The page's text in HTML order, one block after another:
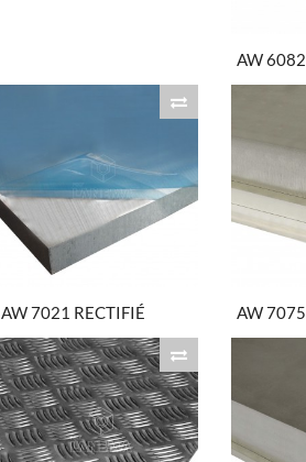
AW 6082
AW 7021 RECTIFIÉ AW 7075